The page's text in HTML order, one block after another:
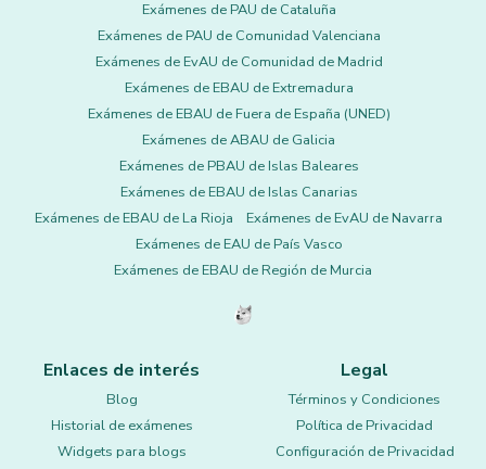
Exámenes de PAU de Cataluña
Exámenes de PAU de Comunidad Valenciana
Exámenes de EvAU de Comunidad de Madrid
Exámenes de EBAU de Extremadura
Exámenes de EBAU de Fuera de España (UNED)
Exámenes de ABAU de Galicia
Exámenes de PBAU de Islas Baleares
Exámenes de EBAU de Islas Canarias
Exámenes de EBAU de La Rioja
Exámenes de EvAU de Navarra
Exámenes de EAU de País Vasco
Exámenes de EBAU de Región de Murcia
Enlaces de interés
Blog
Historial de exámenes
Widgets para blogs
Legal
Términos y Condiciones
Política de Privacidad
Configuración de Privacidad